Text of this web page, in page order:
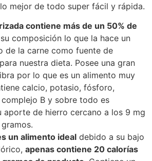
mejor de todo super fácil y rápida.
contiene más de un 50% de
composición lo que la hace un
de la carne como fuente de
nuestra dieta. Posee una gran
por lo que es un alimento muy
calcio, potasio, fósforo,
B y sobre todo es
aporte de hierro cercano a los 9 mg
un alimento ideal debido a su bajo
apenas contiene 20 calorías